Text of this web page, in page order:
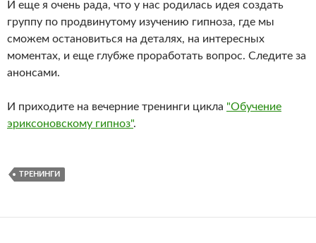
И еще я очень рада, что у нас родилась идея создать
группу по продвинутому изучению гипноза, где мы
сможем остановиться на деталях, на интересных
моментах, и еще глубже проработать вопрос. Следите за
анонсами.
И приходите на вечерние тренинги цикла "Обучение
эриксоновскому гипноз".
ТРЕНИНГИ